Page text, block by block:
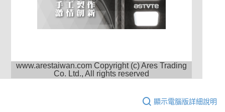
www.arestaiwan.com Copyright (c) Ares Trading
Co. Ltd., All rights reserved
顯示電腦版詳細說明